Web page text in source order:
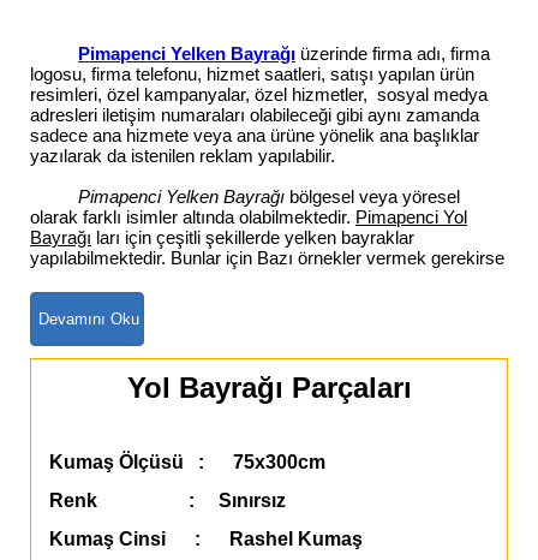
Pimapenci Yelken Bayrağı üzerinde firma adı, firma
logosu, firma telefonu, hizmet saatleri, satışı yapılan ürün
resimleri, özel kampanyalar, özel hizmetler, sosyal medya
adresleri iletişim numaraları olabileceği gibi aynı zamanda
sadece ana hizmete veya ana ürüne yönelik ana başlıklar
yazılarak da istenilen reklam yapılabilir.
Pimapenci Yelken Bayrağı bölgesel veya yöresel
olarak farklı isimler altında olabilmektedir. Pimapenci Yol
Bayrağı ları için çeşitli şekillerde yelken bayraklar
yapılabilmektedir. Bunlar için Bazı örnekler vermek gerekirse
Yol Bayrağı Parçaları
Kumaş Ölçüsü : 75x300cm
Renk : Sınırsız
Kumaş Cinsi : Rashel Kumaş